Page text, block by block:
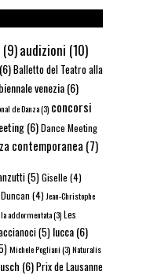
(9)audizioni (10)
(6)Balletto del Teatro alla
biennale venezia(6)
de Danza(3) concorsi
(6)Dance Meeting
contemporanea (7)
(5)Giselle (4)
(4) Jean-Christophe
addormentata(3)Les
(5) lucca(6)
Michele Pogliani(3)Naturalis
(6)Prix de Lausanne